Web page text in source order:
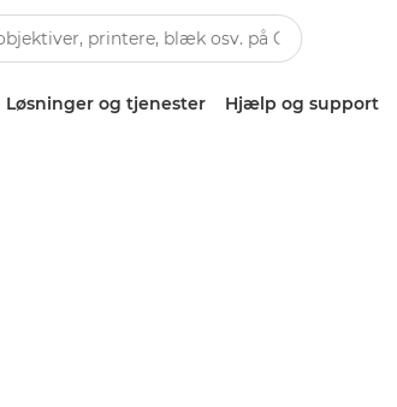
Løsninger og tjenester Hjælp og support